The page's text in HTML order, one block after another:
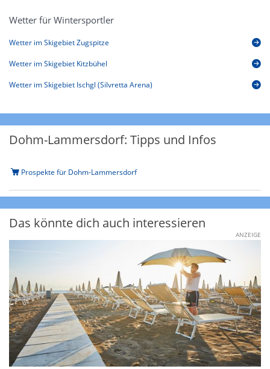
Wetter für Wintersportler
Wetter im Skigebiet Zugspitze
Wetter im Skigebiet Kitzbühel
Wetter im Skigebiet Ischgl (Silvretta Arena)
Dohm-Lammersdorf: Tipps und Infos
Prospekte für Dohm-Lammersdorf
Das könnte dich auch interessieren
ANZEIGE